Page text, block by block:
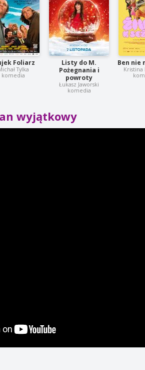
Foliarz
Tylka
komedia
Listy do M.
Pożegnania i
powroty
Łukasz Jaworski
komedia
Ben nie
Kristina
wyjątkowy